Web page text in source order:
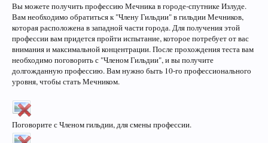
Вы можете получить профессию Мечника в городе-спутнике Излуде.
Вам необходимо обратиться к "Члену Гильдии" в гильдии Мечников,
которая расположена в западной части города. Для получения этой
профессии вам придется пройти испытание, которое потребует от вас
внимания и максимальной концентрации. После прохождения теста вам
необходимо поговорить с "Членом Гильдии", и вы получите
долгожданную профессию. Вам нужно быть 10-го профессионального
уровня, чтобы стать Мечником.
Поговорите с Членом гильдии, для смены профессии.